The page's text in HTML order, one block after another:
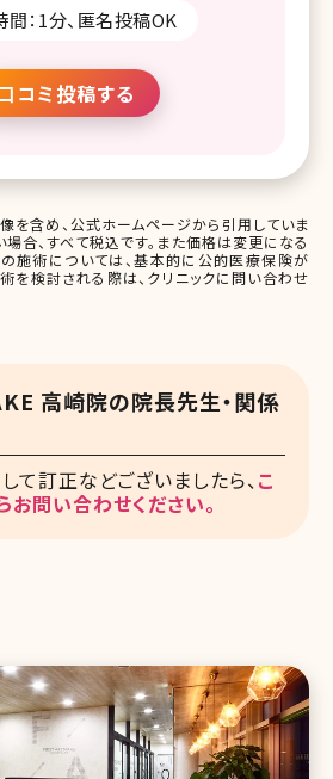
間：1分、匿名投稿OK
コミ投稿する
を含め、公式ホームページから引用していま
合、すべて税込です。また価格は変更になる
施術については、基本的に公的医療保険が
を検討される際は、クリニックに問い合わせ
⾼崎院の院長先生・関係
て訂正などございましたら、こ
お問い合わせください。